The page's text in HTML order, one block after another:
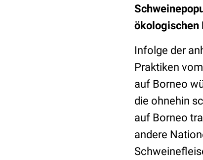
ökologischen
Infolge der
Praktiken
auf Borneo
die ohnehin
auf Borneo
andere